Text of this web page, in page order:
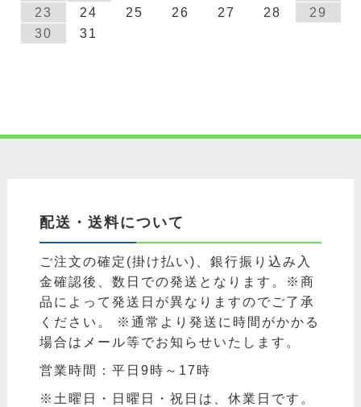
23
24 25 26 27 28
29
30
31
配送・送料について
ご注文の確定(掛け払い)、銀行振り込み入
金確認後、数日での発送となります。※商
品によって発送日が異なりますのでご了承
ください。 ※通常より発送に時間がかかる
場合はメール等でお知らせいたします。
営業時間：平日9時～17時
※土曜日・日曜日・祝日は、休業日です。